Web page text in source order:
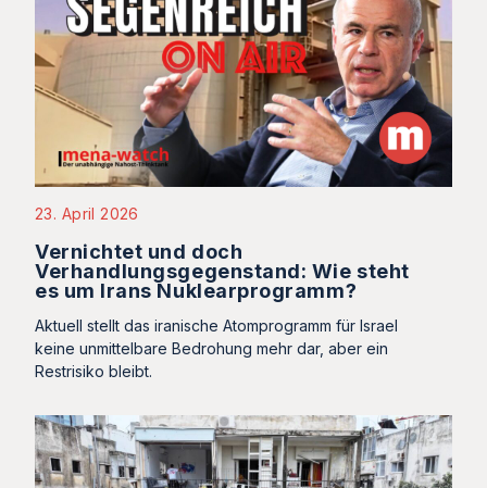
23. April 2026
Vernichtet und doch
Verhandlungsgegenstand: Wie steht
es um Irans Nuklearprogramm?
Aktuell stellt das iranische Atomprogramm für Israel
keine unmittelbare Bedrohung mehr dar, aber ein
Restrisiko bleibt.